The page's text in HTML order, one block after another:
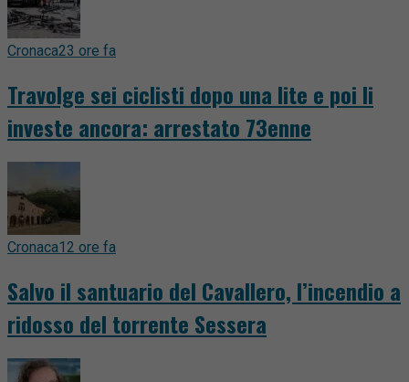
Cronaca23 ore fa
Travolge sei ciclisti dopo una lite e poi li
investe ancora: arrestato 73enne
Cronaca12 ore fa
Salvo il santuario del Cavallero, l’incendio a
ridosso del torrente Sessera